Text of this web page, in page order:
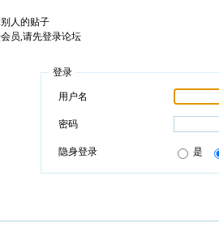
人的贴子
员,请先登录论坛
登录
用户名
密码
隐身登录 是